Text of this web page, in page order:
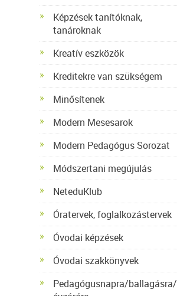
Képzések tanítóknak,
tanároknak
Kreatív eszközök
Kreditekre van szükségem
Minősítenek
Modern Mesesarok
Modern Pedagógus Sorozat
Módszertani megújulás
NeteduKlub
Óratervek, foglalkozástervek
Óvodai képzések
Óvodai szakkönyvek
Pedagógusnapra/ballagásra/